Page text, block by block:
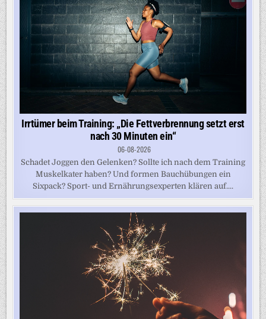
Irrtümer beim Training: „Die Fettverbrennung setzt erst
nach 30 Minuten ein“
06-08-2026
Schadet Joggen den Gelenken? Sollte ich nach dem Training
Muskelkater haben? Und formen Bauchübungen ein
Sixpack? Sport- und Ernährungsexperten klären auf....